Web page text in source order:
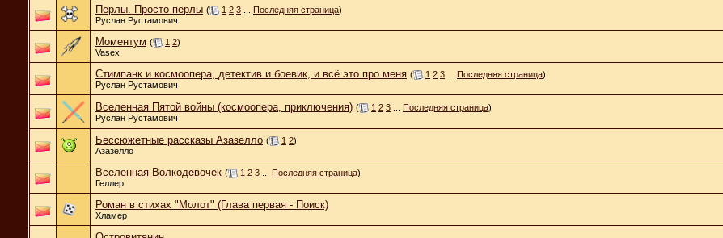
Перлы. Просто перлы ( 1 2 3 Последняя страница)
Руслан Рустамович
Моментум ( 1 2)
Vasex
Стимпанк и космоопера, детектив и боевик, и всё это про меня ( 1 2 3 Последняя страница)
Руслан Рустамович
Вселенная Пятой войны (космоопера, приключения) ( 1 2 3 Последняя страница)
Руслан Рустамович
Бессюжетные рассказы Азазелло ( 1 2)
Азазелло
Вселенная Волкодевочек ( 1 2 3 Последняя страница)
Геллер
Роман в стихах "Молот" (Глава первая - Поиск)
Хламер